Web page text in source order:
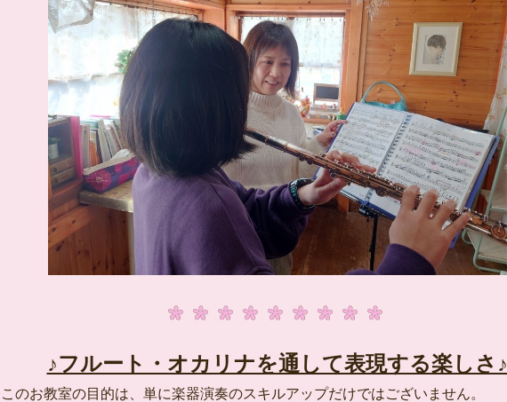
♪フルート・オカリナを通して表現する楽しさ♪
このお教室の目的は、単に楽器演奏のスキルアップだけではございません。